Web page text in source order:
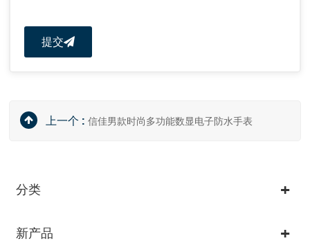
提交
上一个 :信佳男款时尚多功能数显电子防水手表
分类
新产品